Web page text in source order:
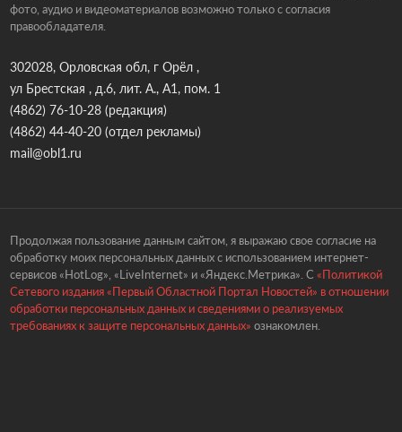
фото, аудио и видеоматериалов возможно только с согласия
правообладателя.
302028, Орловская обл, г Орёл ,
ул Брестская , д.6, лит. А., А1, пом. 1
(4862) 76-10-28(редакция)
(4862) 44-40-20(отдел рекламы)
mail@obl1.ru
Продолжая пользование данным сайтом, я выражаю свое согласие на
обработку моих персональных данных с использованием интернет-
сервисов «HotLog», «LiveInternet» и «Яндекс.Метрика». С «Политикой
Сетевого издания «Первый Областной Портал Новостей» в отношении
обработки персональных данных и сведениями о реализуемых
требованиях к защите персональных данных» ознакомлен.